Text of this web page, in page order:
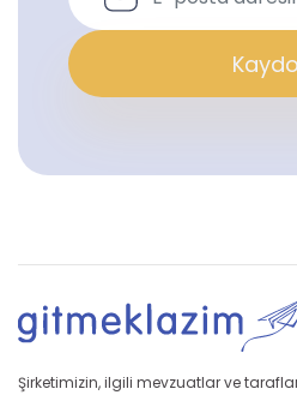
Şirketimizin, ilgili mevzuatlar ve